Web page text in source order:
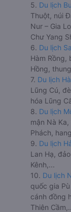
5. Du lịch
Thuột, núi
Nur – Gia
Chư Yang
6. Du lịch
Hàm Rồng,
Hồng,
7. Du lịch
Lũng Cú,
hóa Lũng
8. Du lịch
mận Nà
Phách,
9. Du lịch
Lan Hạ,
Kênh,...
10. Du lịch
quốc gia
cánh đồng
Thiên